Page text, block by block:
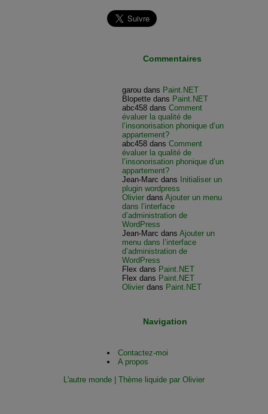
Commentaires
garou dans Paint.NET
Blopette dans Paint.NET
abc458 dansComment
évaluer la qualité de
l’insonorisation phonique d’un
appartement?
abc458 dansComment
évaluer la qualité de
l’insonorisation phonique d’un
appartement?
Jean-Marc dans
Initialiser un
plugin wordpress
Olivier dansAjouter un menu
dans l’interface
d’administration de
WordPress
Jean-Marc dansAjouter un
menu dans l’interface
d’administration de
WordPress
Flex dans Paint.NET
Flex dans Paint.NET
Olivier dans Paint.NET
Navigation
Contactez-moi
A propos
L'autre monde | Thème liquide par Olivier